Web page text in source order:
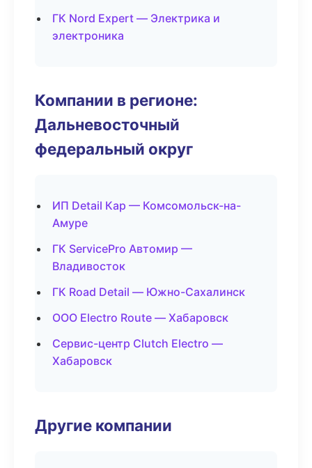
ГК Nord Expert — Электрика и
электроника
Компании в регионе:
Дальневосточный
федеральный округ
ИП Detail Кар — Комсомольск-на-
Амуре
ГК ServicePro Автомир —
Владивосток
ГК Road Detail — Южно-Сахалинск
ООО Electro Route — Хабаровск
Сервис-центр Clutch Electro —
Хабаровск
Другие компании